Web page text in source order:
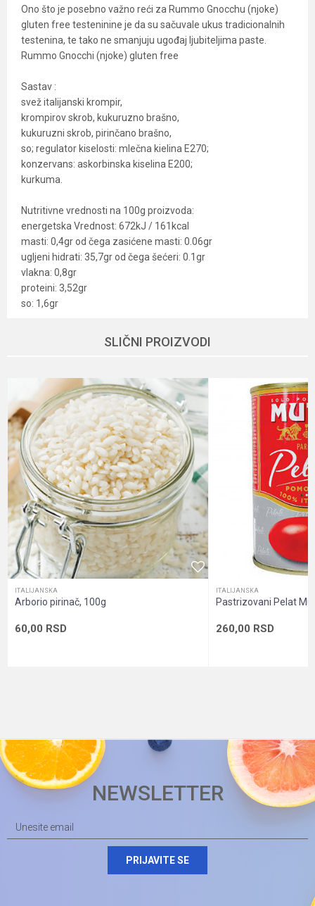
Ono što je posebno važno reći za Rummo Gnocchu (njoke)
gluten free testeninine je da su sačuvale ukus tradicionalnih
testenina, te tako ne smanjuju ugođaj ljubiteljima paste.
Rummo Gnocchi (njoke) gluten free
Sastav :
svež italijanski krompir,
krompirov skrob, kukuruzno brašno,
kukuruzni skrob, pirinčano brašno,
so; regulator kiselosti: mlečna kielina E270;
konzervans: askorbinska kiselina E200;
kurkuma.
Nutritivne vrednosti na 100g proizvoda:
energetska Vrednost: 672kJ / 161kcal
masti: 0,4gr od čega zasićene masti: 0.06gr
ugljeni hidrati: 35,7gr od čega šećeri: 0.1gr
vlakna: 0,8gr
proteini: 3,52gr
so: 1,6gr
Italijanska
Dobavljač Veleprodaja
Način proizvodnje Gluten-Free, Vegan, Vegetarian
Namena Čišćenje creva, Uzivanje
Nutritivne informacije Visok nivo minerala
Oblik pakovanja Pet kesa
Pol Unisex
Sadržaj pakovanja Testenine
Poruka
POŠALJI
SLIČNI PROIZVODI
ITALIJANSKA
Arborio pirinač, 100g
60,00 RSD
ITALIJANSKA
Pastrizovani Pelat
260,00 RSD
NEWSLETTER
PRIJAVITE SE